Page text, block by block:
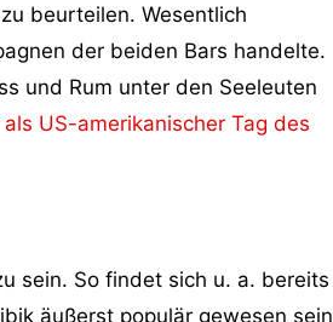
beurteilen. Wesentlich
der beiden Bars handelte.
und Rum unter den Seeleuten
als US-amerikanischer Tag des
sein. So findet sich u. a. bereits
äußerst populär gewesen sein